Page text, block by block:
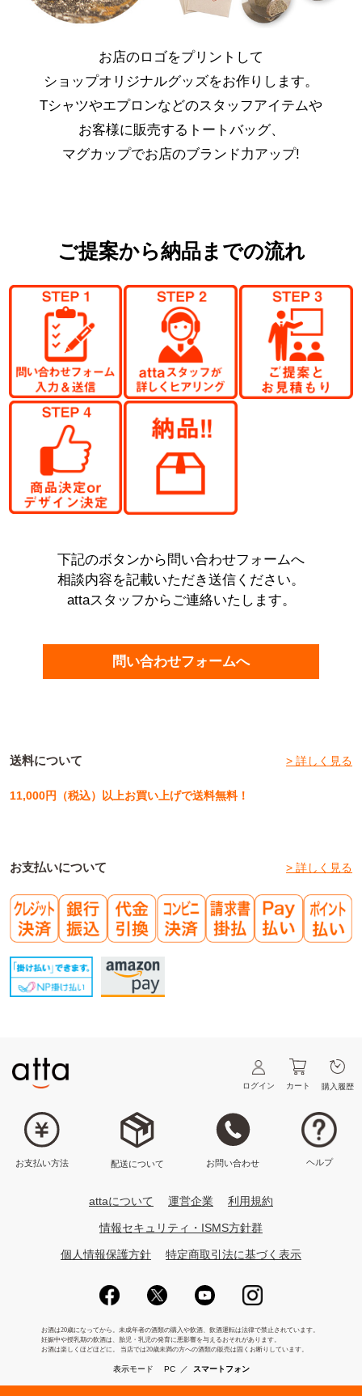
お店のロゴをプリントして
ショップオリジナルグッズをお作りします。
Tシャツやエプロンなどのスタッフアイテムや
お客様に販売するトートバッグ、
マグカップでお店のブランド力アップ!
ご提案から納品までの流れ
下記のボタンから問い合わせフォームへ
相談内容を記載いただき送信ください。
attaスタッフからご連絡いたします。
送料について > 詳しく見る
11,000円（税込）以上お買い上げで送料無料！
お支払いについて > 詳しく見る
ログイン カート 購入履歴
お支払い方法 配送について お問い合わせ ヘルプ
attaについて 運営企業 利用規約
情報セキュリティ・ISMS方針群
個人情報保護方針 特定商取引法に基づく表示
表示モード PC／ スマートフォン